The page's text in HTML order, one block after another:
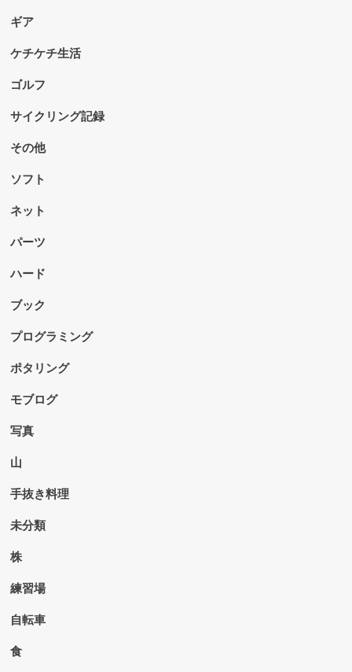
ギア
ケチケチ生活
ゴルフ
サイクリング記録
その他
ソフト
ネット
パーツ
ハード
ブック
プログラミング
ポタリング
モブログ
写真
山
手抜き料理
未分類
株
練習場
自転車
食